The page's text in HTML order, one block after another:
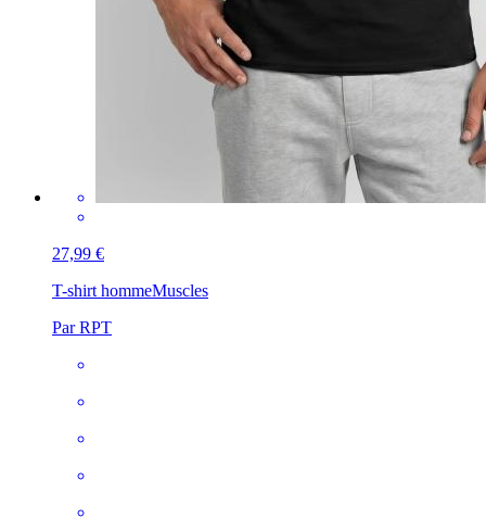
27,99 €
T-shirt hommeMuscles
Par RPT